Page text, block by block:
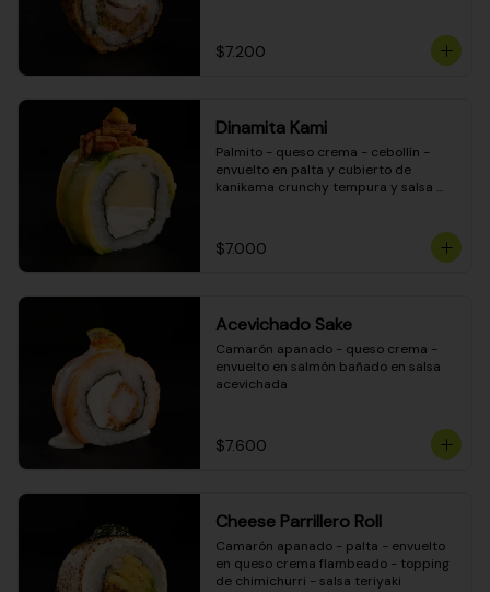
$7.200
Dinamita Kami
Palmito - queso crema - cebollín -
envuelto en palta y cubierto de
kanikama crunchy tempura y salsa
$7.000
Acevichado Sake
Camarón apanado - queso crema -
envuelto en salmón bañado en salsa
acevichada
$7.600
Cheese Parrillero Roll
Camarón apanado - palta - envuelto
en queso crema flambeado - topping
de chimichurri - salsa teriyaki